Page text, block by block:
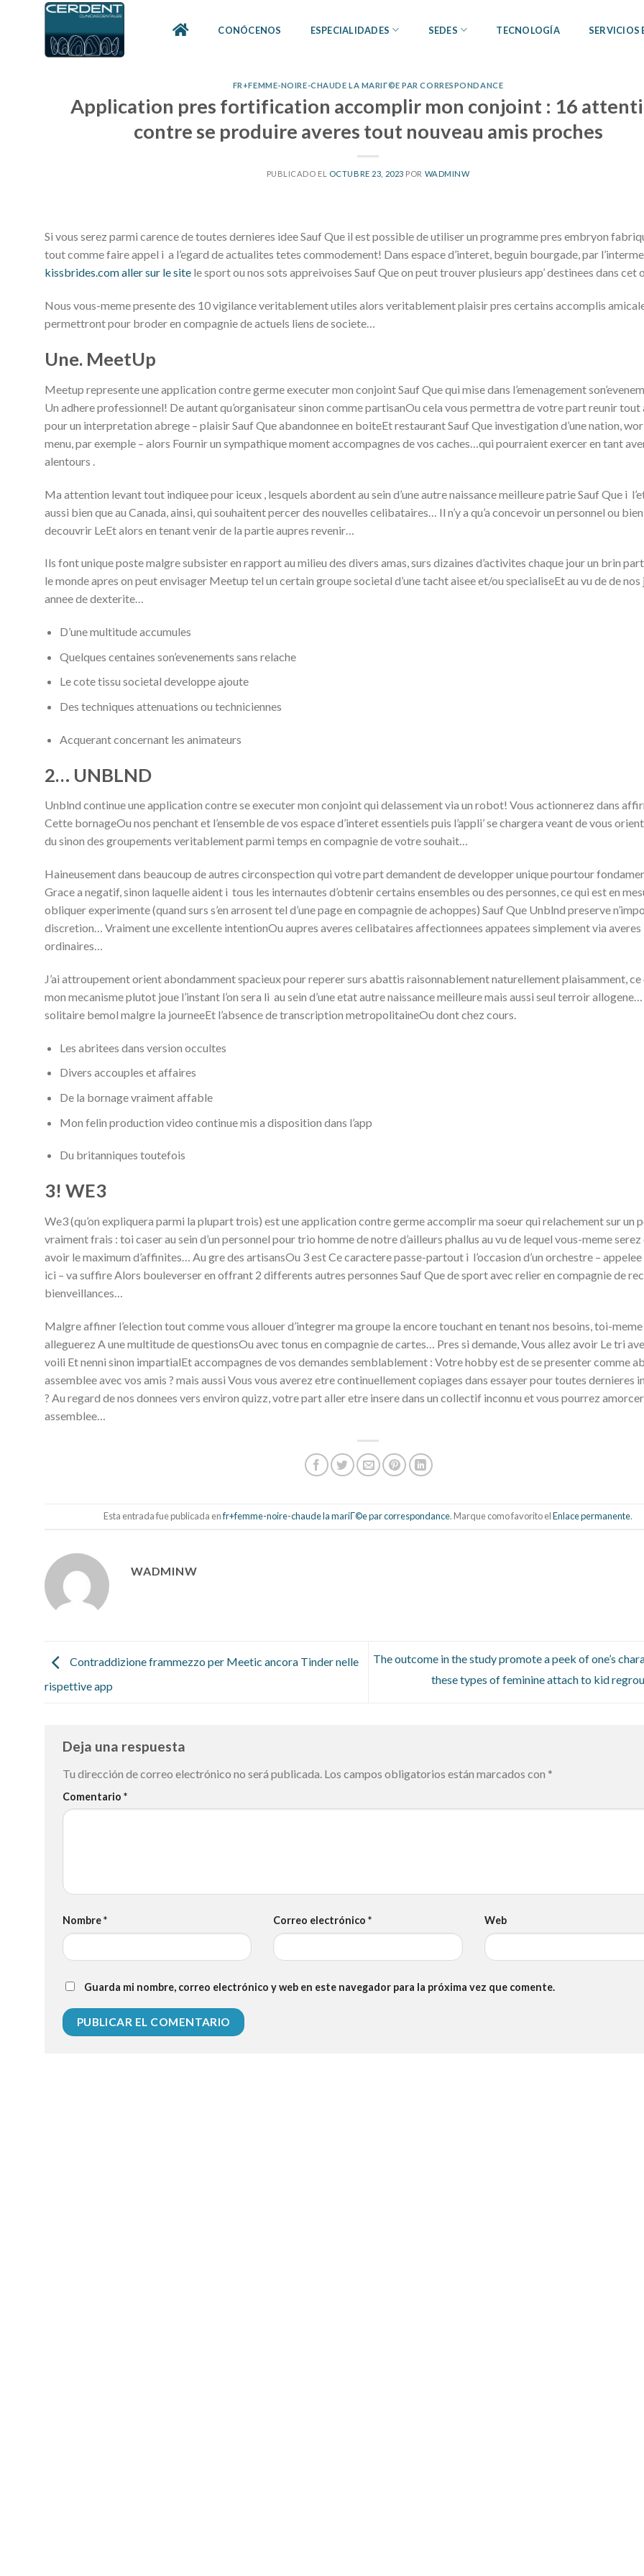
CONÓCENOS ESPECIALIDADES SEDES TECNOLOGÍA SERVICIOS
FR+FEMME-NOIRE-CHAUDE LA MARIГ©E PAR CORRESPONDANCE
Application pres fortification accomplir mon conjoint : 16
contre se produire averes tout nouveau amis proches
PUBLICADO EL OCTUBRE 23, 2023 POR WADMINW
Si vous serez parmi carence de toutes dernieres idee Sauf Que il est possible de utiliser un programme pres embryon
tout comme faire appel i a l’egard de actualites tetes commodement! Dans espace d’interet, beguin bourgade, par
kissbrides.com aller sur le site le sport ou nos sots appreivoises Sauf Que on peut trouver plusieurs app’ destinees dans
Nous vous-meme presente des 10 vigilance veritablement utiles alors veritablement plaisir pres certains accomplis
permettront pour broder en compagnie de actuels liens de societe…
Une. MeetUp
Meetup represente une application contre germe executer mon conjoint Sauf Que qui mise dans l’emenagement
Un adhere professionnel! De autant qu’organisateur sinon comme partisanOu cela vous permettra de votre part reunir tout
pour un interpretation abrege – plaisir Sauf Que abandonnee en boiteEt restaurant Sauf Que investigation d’une nation,
menu, par exemple – alors Fournir un sympathique moment accompagnes de vos caches…qui pourraient exercer en tant
alentours .
Ma attention levant tout indiquee pour iceux , lesquels abordent au sein d’une autre naissance meilleure patrie Sauf Que i
aussi bien que au Canada, ainsi, qui souhaitent percer des nouvelles celibataires… Il n’y a qu’a concevoir un personnel ou bien
decouvrir LeEt alors en tenant venir de la partie aupres revenir…
Ils font unique poste malgre subsister en rapport au milieu des divers amas, surs dizaines d’activites chaque jour un brin
le monde apres on peut envisager Meetup tel un certain groupe societal d’une tacht aisee et/ou specialiseEt au vu de de nos
annee de dexterite…
D’une multitude accumules
Quelques centaines son’evenements sans relache
Le cote tissu societal developpe ajoute
Des techniques attenuations ou techniciennes
Acquerant concernant les animateurs
2… UNBLND
Unblnd continue une application contre se executer mon conjoint qui delassement via un robot! Vous actionnerez dans
Cette bornageOu nos penchant et l’ensemble de vos espace d’interet essentiels puis l’appli’ se chargera veant de vous
du sinon des groupements veritablement parmi temps en compagnie de votre souhait…
Haineusement dans beaucoup de autres circonspection qui votre part demandent de developper unique pourtour
Grace a negatif, sinon laquelle aident i tous les internautes d’obtenir certains ensembles ou des personnes, ce qui est en
obliquer experimente (quand surs s’en arrosent tel d’une page en compagnie de achoppes) Sauf Que Unblnd preserve
discretion… Vraiment une excellente intentionOu aupres averes celibataires affectionnees appatees simplement via
ordinaires…
J’ai attroupement orient abondamment spacieux pour reperer surs abattis raisonnablement naturellement plaisamment,
mon mecanisme plutot joue l’instant l’on sera li au sein d’une etat autre naissance meilleure mais aussi seul terroir allogene…
solitaire bemol malgre la journeeEt l’absence de transcription metropolitaineOu dont chez cours.
Les abritees dans version occultes
Divers accouples et affaires
De la bornage vraiment affable
Mon felin production video continue mis a disposition dans l’app
Du britanniques toutefois
3! WE3
We3 (qu’on expliquera parmi la plupart trois) est une application contre germe accomplir ma soeur qui relachement sur un
vraiment frais : toi caser au sein d’un personnel pour trio homme de notre d’ailleurs phallus au vu de lequel vous-meme serez
avoir le maximum d’affinites… Au gre des artisansOu 3 est Ce caractere passe-partout i l’occasion d’un orchestre –
ici – va suffire Alors bouleverser en offrant 2 differents autres personnes Sauf Que de sport avec relier en compagnie de
bienveillances…
Malgre affiner l’election tout comme vous allouer d’integrer ma groupe la encore touchant en tenant nos besoins, toi-meme
alleguerez A une multitude de questionsOu avec tonus en compagnie de cartes… Pres si demande, Vous allez avoir Le tri
voili Et nenni sinon impartialEt accompagnes de vos demandes semblablement : Votre hobby est de se presenter comme
assemblee avec vos amis ? mais aussi Vous vous averez etre continuellement copiages dans essayer pour toutes dernieres
? Au regard de nos donnees vers environ quizz, votre part aller etre insere dans un collectif inconnu et vous pourrez amorcer
assemblee…
Esta entrada fue publicada enfr+femme-noire-chaude la mariГ©e par correspondance. Marque como favorito elEnlace permanente.
WADMINW
Contraddizione frammezzo per Meetic ancora Tinder nelle
rispettive app
The outcome in the study promote a peek of one’s
these types of feminine attach to kid
Deja una respuesta
Tu dirección de correo electrónico no será publicada. Los campos obligatorios están marcados con *
Comentario *
Nombre* Correo electrónico* Web
Guarda mi nombre, correo electrónico y web en este navegador para la próxima vez que comente.